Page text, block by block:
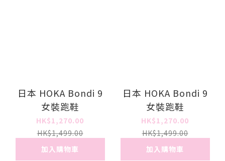
日本 HOKA Bondi 9
女裝跑鞋
HK$1,270.00
HK$1,499.00
加入購物車
日本 HOKA Bondi 9
女裝跑鞋
HK$1,270.00
HK$1,499.00
加入購物車